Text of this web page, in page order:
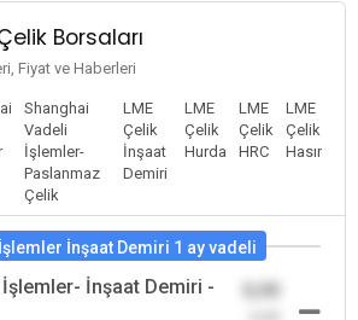
Borsaları
Fiyat ve Haberleri
Shanghai
Vadeli
İşlemler-
Paslanmaz
Çelik
LME
Çelik
İnşaat
Demiri
LME
Çelik
Hurda
LME
Çelik
HRC
LME
Çelik
Hasır
İnşaat Demiri 1 ay vadeli
İnşaat Demiri -
0,00